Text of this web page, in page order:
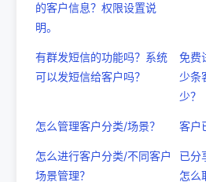
的客户信息？权限设置说
明。
有群发短信的功能吗？系统
可以发短信给客户吗？
免费
少条
少？
怎么管理客户分类/场景？ 客户
怎么进行客户分类/不同客户
场景管理？
已分
怎么